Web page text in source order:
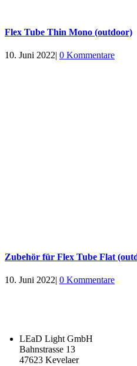
Flex Tube Thin Mono (outdoor)
10. Juni 2022| 0 Kommentare
Zubehör für Flex Tube Flat
10. Juni 2022| 0 Kommentare
LEaD Light GmbH
Bahnstrasse 13
47623 Kevelaer